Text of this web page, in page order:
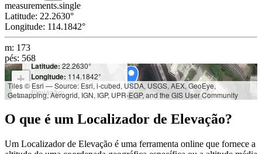
measurements.single
Latitude: 22.2630°
Longitude: 114.1842°
m: 173
pés: 568
Latitude: 22.2630°
Longitude: 114.1842°
Elevação:
m: 173
pés: 568
+
−
Tiles © Esri — Source: Esri, i-cubed, USDA, USGS, AEX, GeoEye,
Getmapping, Aerogrid, IGN, IGP, UPR-EGP, and the GIS User Community
O que é um Localizador de Elevação?
Um Localizador de Elevação é uma ferramenta online que fornece a